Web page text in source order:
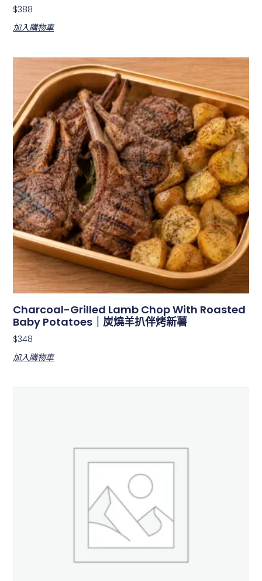
$388
加入購物車
Charcoal-Grilled Lamb Chop With Roasted
Baby Potatoes｜炭燒羊扒伴烤新薯
$348
加入購物車